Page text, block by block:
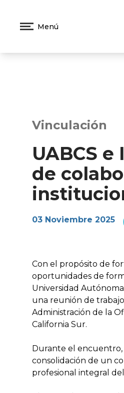
Menú
Vinculación
UABCS
de
03 Noviembre 2025
Con el propósito de
oportunidades de
Universidad
una reunión de
Administración de la
California Sur.
Durante el encuentro,
consolidación de un
profesional integral